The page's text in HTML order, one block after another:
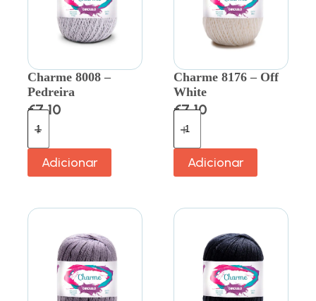
Charme 8008 –
Pedreira
€7.10
Adicionar
Charme 8176 – Off
White
€7.10
Adicionar